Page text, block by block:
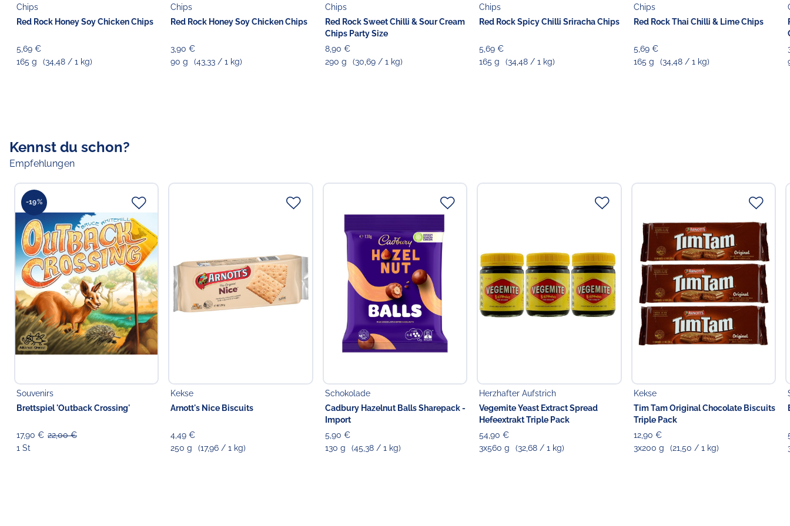
22769 Hamburg
Chips
Red Rock Honey Soy Chicken Chips
5,69 €
165 g
(34,48 / 1 kg)
Chips
Red Rock Honey Soy Chicken Chips
3,90 €
90 g
(43,33 / 1 kg)
Chips
Red Rock Sweet Chilli & Sour Cream
Chips Party Size
8,90 €
290 g
(30,69 / 1 kg)
Chips
Red Rock Spicy Chilli Sriracha Chips
5,69 €
165 g
(34,48 / 1 kg)
Chips
Red Rock Thai Chilli & Lime Chips
5,69 €
165 g
(34,48 / 1 kg)
Kennst du schon?
Empfehlungen
-19%
Souvenirs
Brettspiel 'Outback Crossing'
17,90 € 22,00 €
1 St
Kekse
Arnott's Nice Biscuits
4,49 €
250 g
(17,96 / 1 kg)
Schokolade
Cadbury Hazelnut Balls Sharepack -
Import
5,90 €
130 g
(45,38 / 1 kg)
Herzhafter Aufstrich
Vegemite Yeast Extract Spread
Hefeextrakt Triple Pack
54,90 €
3x560 g
(32,68 / 1 kg)
Kekse
Tim Tam Original Chocolate Biscuits
Triple Pack
12,90 €
3x200 g
(21,50 / 1 kg)